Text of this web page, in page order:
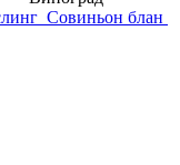
Совиньон блан